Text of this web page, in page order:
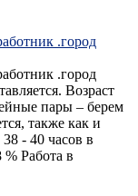
.город
.город
Возраст
пары – берем
также как и
- 40 часов в
Работа в